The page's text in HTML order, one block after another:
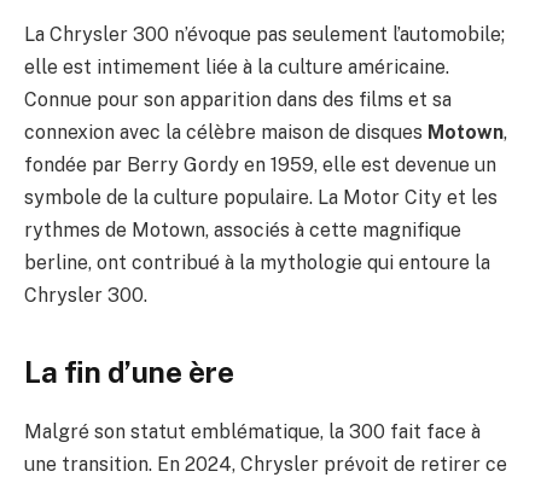
La Chrysler 300 n’évoque pas seulement l’automobile;
elle est intimement liée à la culture américaine.
Connue pour son apparition dans des films et sa
connexion avec la célèbre maison de disques Motown,
fondée par Berry Gordy en 1959, elle est devenue un
symbole de la culture populaire. La Motor City et les
rythmes de Motown, associés à cette magnifique
berline, ont contribué à la mythologie qui entoure la
Chrysler 300.
La fin d’une ère
Malgré son statut emblématique, la 300 fait face à
une transition. En 2024, Chrysler prévoit de retirer ce